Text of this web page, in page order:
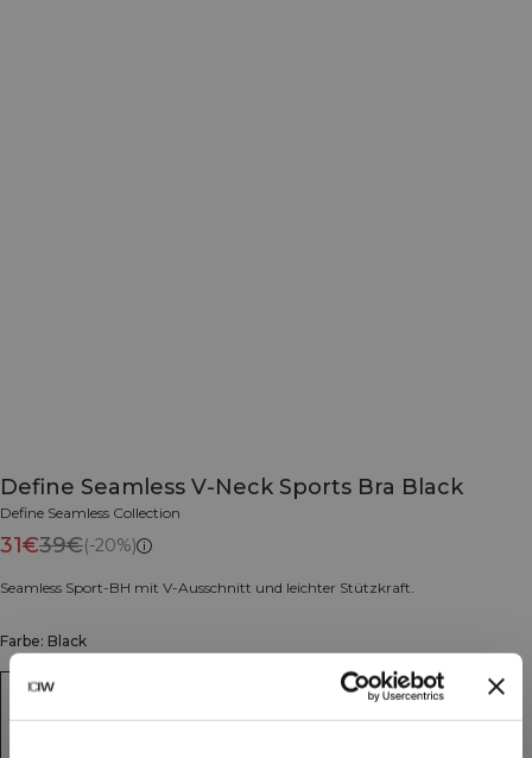
Define Seamless V-Neck Sports Bra Black
Define Seamless Collection
31€39€(-20%)
Seamless Sport-BH mit V-Ausschnitt und leichter Stützkraft.
Farbe: Black